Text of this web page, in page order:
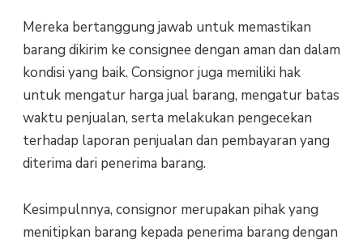
Mereka bertanggung jawab untuk memastikan
barang dikirim ke consignee dengan aman dan dalam
kondisi yang baik. Consignor juga memiliki hak
untuk mengatur harga jual barang, mengatur batas
waktu penjualan, serta melakukan pengecekan
terhadap laporan penjualan dan pembayaran yang
diterima dari penerima barang.
Kesimpulnnya, consignor merupakan pihak yang
menitipkan barang kepada penerima barang dengan